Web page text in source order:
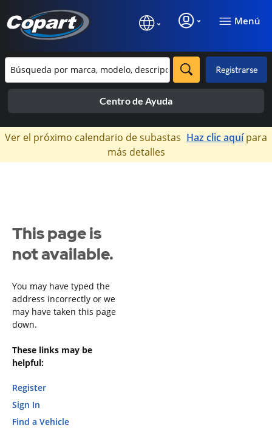
Menú
Registrarse
Centro de Ayuda
×
Ver el próximo calendario de subastas Haz clic aquípara
más detalles
This page is
not available.
You may have typed the
address incorrectly or we
may have taken this page
down.
These links may be
helpful:
Register
Sign In
Find a Vehicle